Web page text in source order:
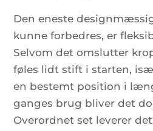
Den eneste
kunne forbedres, er
Selvom det omslutter
føles lidt stift i starten,
en bestemt position i
ganges brug bliver det
Overordnet set leverer